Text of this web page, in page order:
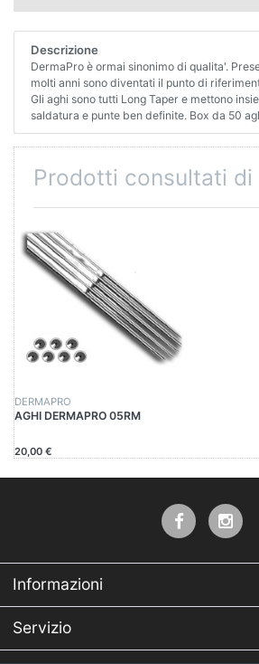
Descrizione
DermaPro è ormai sinonimo di qualita'.
molti anni sono diventati il punto di
Gli aghi sono tutti Long Taper e mettono
saldatura e punte ben definite. Box da 50
Prodotti consultati di
DERMAPRO
AGHI DERMAPRO 05RM
20,00 €
Informazioni
Servizio